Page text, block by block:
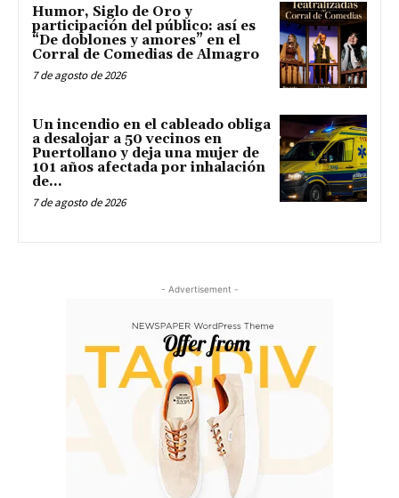
Humor, Siglo de Oro y
participación del público: así es
“De doblones y amores” en el
Corral de Comedias de Almagro
7 de agosto de 2026
Un incendio en el cableado obliga
a desalojar a 50 vecinos en
Puertollano y deja una mujer de
101 años afectada por inhalación
de...
7 de agosto de 2026
- Advertisement -